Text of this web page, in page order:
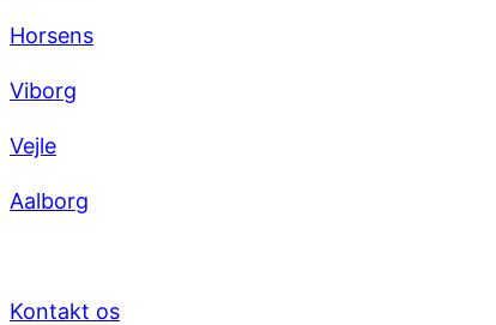
Horsens
Viborg
Vejle
Aalborg
Kontakt os